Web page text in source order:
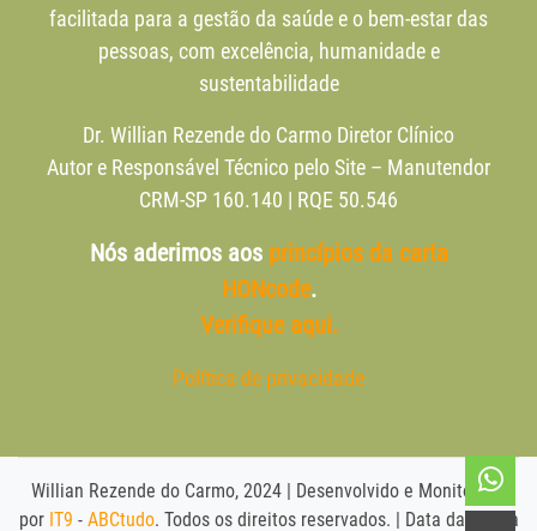
facilitada para a gestão da saúde e o bem-estar das
pessoas, com excelência, humanidade e
sustentabilidade
Dr. Willian Rezende do Carmo Diretor Clínico
Autor e Responsável Técnico pelo Site – Manutendor
CRM-SP 160.140 | RQE 50.546
Nós aderimos aos princípios da carta
HONcode.
Verifique aqui.
Política de privacidade
Willian Rezende do Carmo, 2024 | Desenvolvido e Monitorado
por IT9 - ABCtudo. Todos os direitos reservados. | Data da última